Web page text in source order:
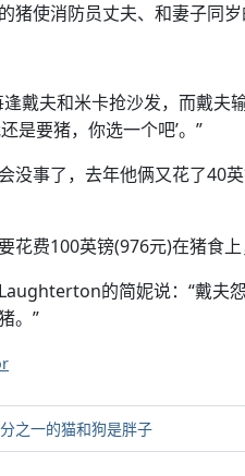
猪使消防员丈夫、和妻子同岁
逢戴夫和米卡抢沙发，而戴
是要猪，你选一个吧’。”
没事了，去年他俩又花了40
花费100英镑(976元)在猪食
的简妮说：“戴夫
。”
之一的猫和狗是胖子